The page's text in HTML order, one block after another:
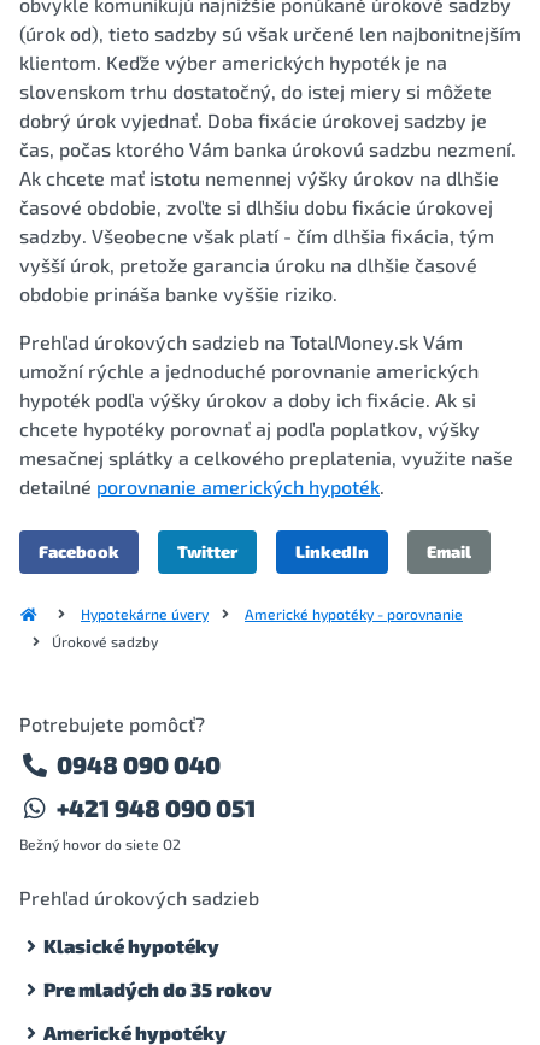
(úrok od), tieto sadzby sú však určené len najbonitnejším
klientom. Keďže výber amerických hypoték je na
slovenskom trhu dostatočný, do istej miery si môžete
dobrý úrok vyjednať. Doba fixácie úrokovej sadzby je
čas, počas ktorého Vám banka úrokovú sadzbu nezmení.
Ak chcete mať istotu nemennej výšky úrokov na dlhšie
časové obdobie, zvoľte si dlhšiu dobu fixácie úrokovej
sadzby. Všeobecne však platí - čím dlhšia fixácia, tým
vyšší úrok, pretože garancia úroku na dlhšie časové
obdobie prináša banke vyššie riziko.
Prehľad úrokových sadzieb na TotalMoney.sk Vám
umožní rýchle a jednoduché porovnanie amerických
hypoték podľa výšky úrokov a doby ich fixácie. Ak si
chcete hypotéky porovnať aj podľa poplatkov, výšky
mesačnej splátky a celkového preplatenia, využite naše
detailné porovnanie amerických hypoték.
Facebook Twitter LinkedIn Email
Hypotekárne úvery
Americké hypotéky - porovnanie
Úrokové sadzby
Potrebujete pomôcť?
0948 090 040
+421 948 090 051
Bežný hovor do siete O2
Prehľad úrokových sadzieb
Klasické hypotéky
Pre mladých do 35 rokov
Americké hypotéky